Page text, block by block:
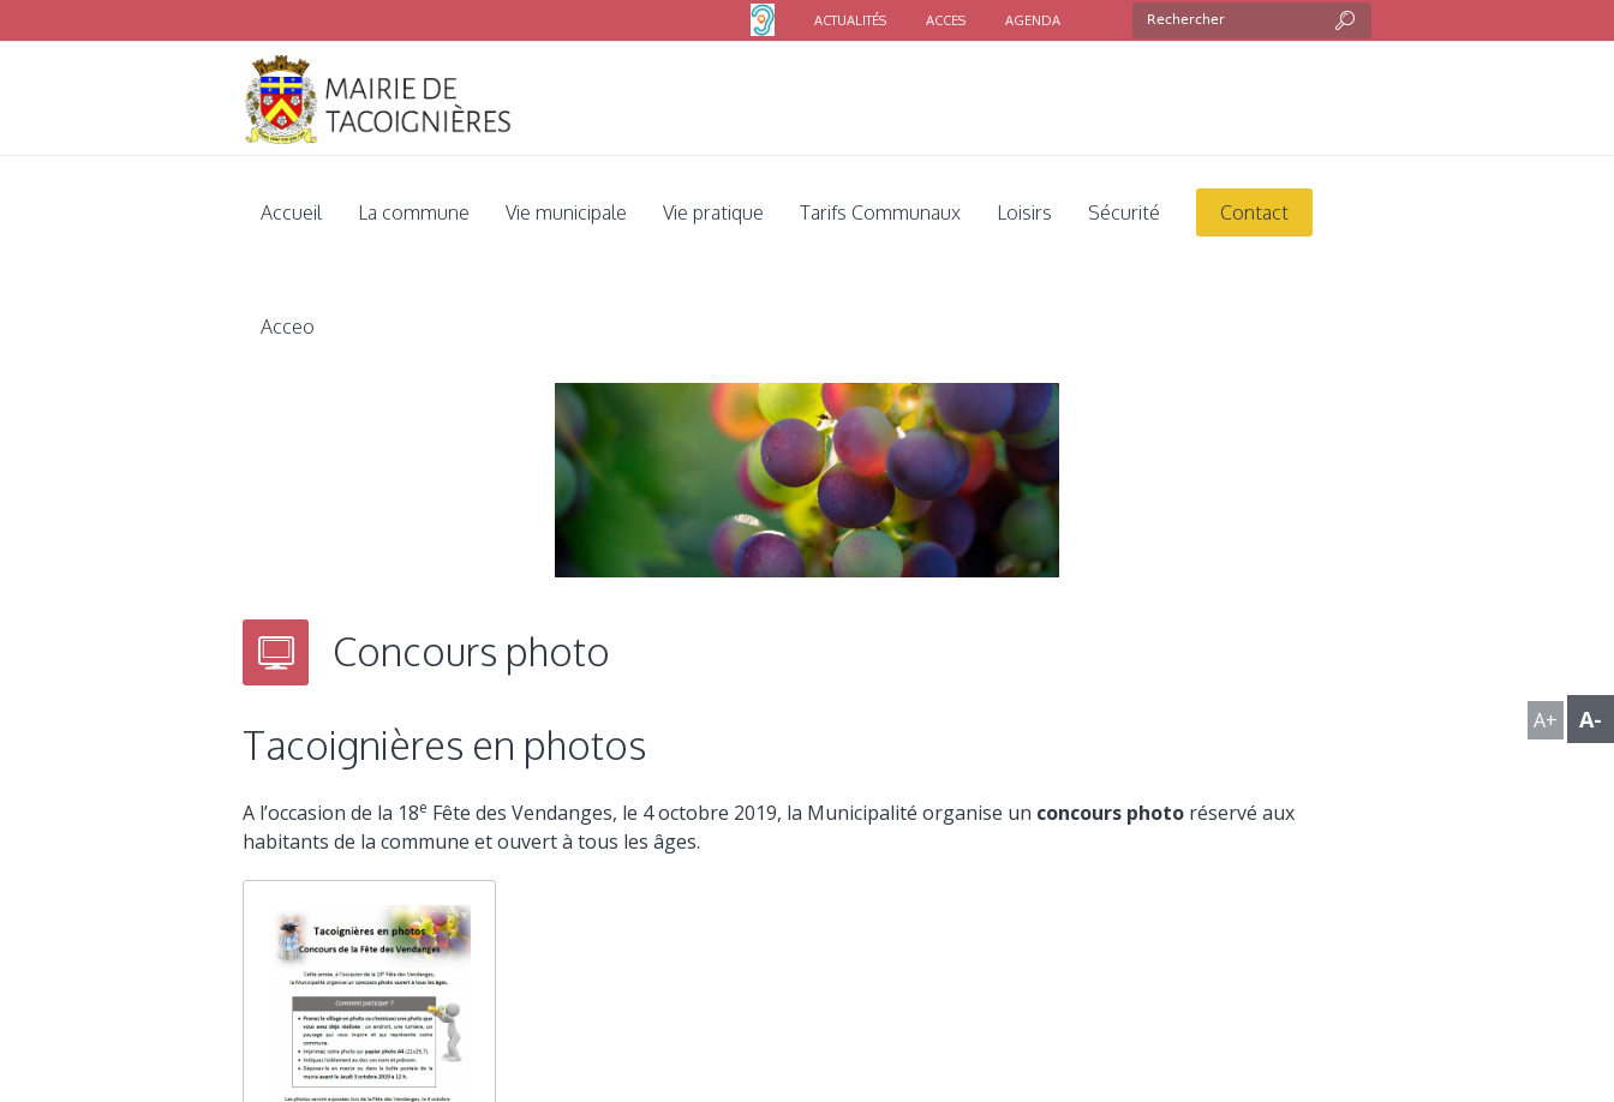
ACTUALITÉS ACCES AGENDA
Accueil La commune Vie municipale Vie pratique Tarifs Communaux Loisirs Sécurité Contact
Acceo
A+ A-
Concours photo
Tacoignières en photos
A l’occasion de la 18e Fête des Vendanges, le 4 octobre 2019, la Municipalité organise un concours photo réservé aux
habitants de la commune et ouvert à tous les âges.